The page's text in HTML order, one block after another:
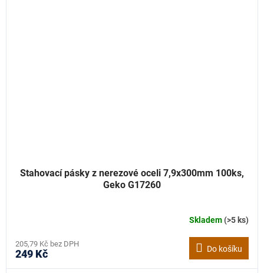
Stahovací pásky z nerezové oceli 7,9x300mm 100ks,
Geko G17260
Skladem(>5 ks)
205,79 Kč bez DPH
249 Kč Do košíku